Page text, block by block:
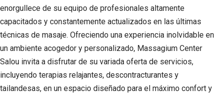
enorgullece de su equipo de profesionales altamente
capacitados y constantemente actualizados en las últimas
técnicas de masaje. Ofreciendo una experiencia inolvidable en
un ambiente acogedor y personalizado, Massagium Center
Salou invita a disfrutar de su variada oferta de servicios,
incluyendo terapias relajantes, descontracturantes y
tailandesas, en un espacio diseñado para el máximo confort y